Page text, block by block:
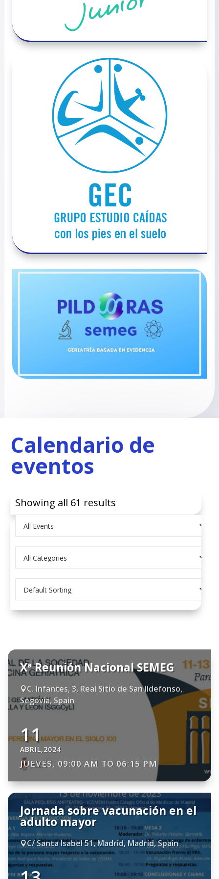
Calendario de
eventos
Showing all 61 results
Xª Reunión Nacional SEMEG
C. Infantes, 3, Real Sitio de San Ildefonso,
Segovia, Spain
11
ABRIL,2024
JUEVES, 09:00 AM TO 06:15 PM
Jornada sobre vacunación en el
adulto mayor
C/ Santa Isabel 51, Madrid, Madrid, Spain